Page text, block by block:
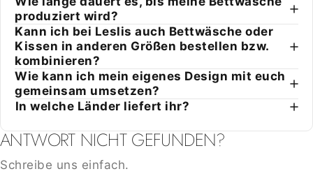
produziert wird?
Kann ich bei Leslis auch Bettwäsche oder
Kissen in anderen Größen bestellen bzw.
kombinieren?
Wie kann ich mein eigenes Design mit euch
gemeinsam umsetzen?
⁠In welche Länder liefert ihr?
ANTWORT NICHT GEFUNDEN?
Schreibe uns einfach.